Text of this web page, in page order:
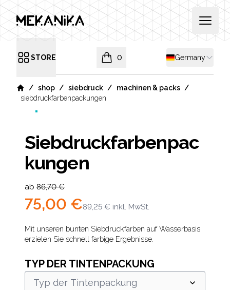
MEKANIKA Open
Open menu
STORE Shipping country
Germany
0
items in cart, view bag
Home
/ shop / siebdruck / machinen & packs /
siebdruckfarbenpackungen
Siebdruckfarbenpac
kungen
Product information
ab 86,70 €
75,00 €89,25 € inkl. MwSt.
Description
Mit unseren bunten Siebdruckfarben auf Wasserbasis
erzielen Sie schnell farbige Ergebnisse.
TYP DER TINTENPACKUNG
Typ der Tintenpackung